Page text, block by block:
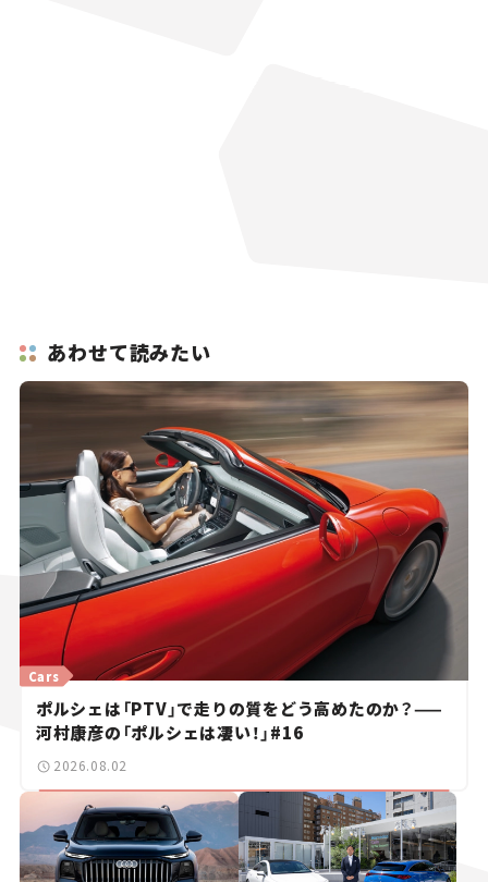
あわせて読みたい
Cars
ポルシェは「PTV」で走りの質をどう高めたのか？——
河村康彦の「ポルシェは凄い！」#16
2026.08.02